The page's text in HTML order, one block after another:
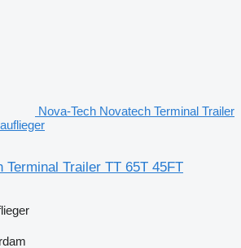
Nova-Tech Novatech Terminal Trailer
Terminal Trailer TT 65T 45FT